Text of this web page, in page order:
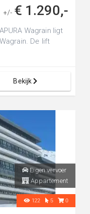
+/- € 1.290,-
Wagrain ligt
De lift
Bekijk
Eigen vervoer
Appartement
122 5 0